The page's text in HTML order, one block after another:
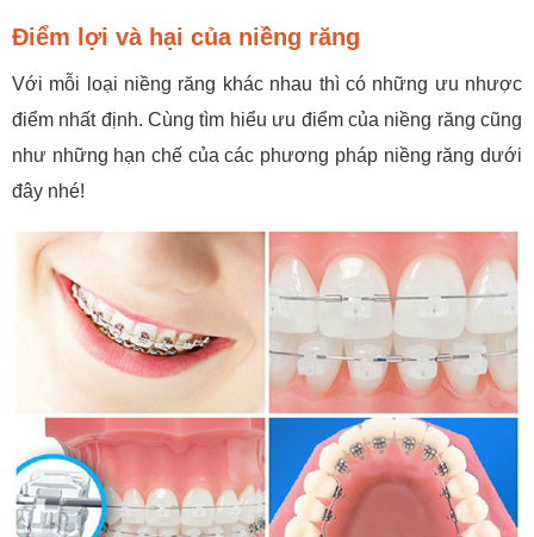
Điểm lợi và hại của niềng răng
Với mỗi loại niềng răng khác nhau thì có những ưu nhược
điểm nhất định. Cùng tìm hiểu ưu điểm của niềng răng cũng
như những hạn chế của các phương pháp niềng răng dưới
đây nhé!